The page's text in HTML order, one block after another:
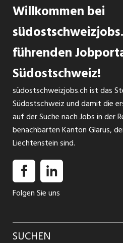
Willkommen bei
führenden
Südostschweiz!
südostschweizjobs.ch ist das
Südostschweiz und damit die
auf der Suche nach Jobs in der
benachbarten Kanton Glarus,
Liechtenstein sind.
Folgen Sie uns
SUCHEN